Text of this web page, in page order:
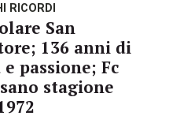
RICORDI
San
136 anni di
passione; Fc
stagione